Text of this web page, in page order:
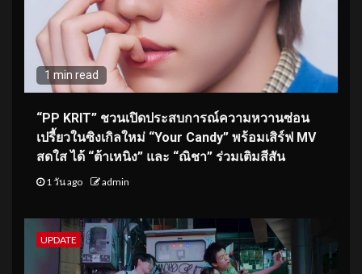
1 min read
“PP KRIT” ชวนเปิดประสบการณ์ความหวานซ่อน
เปรี้ยวในซิงเกิลใหม่ “Your Candy” พร้อมเสิร์ฟ MV
สดใส ได้ “ต้าเหนิง” และ “ณิชา” ร่วมเติมสีสัน
1 วัน ago admin
UPDATE